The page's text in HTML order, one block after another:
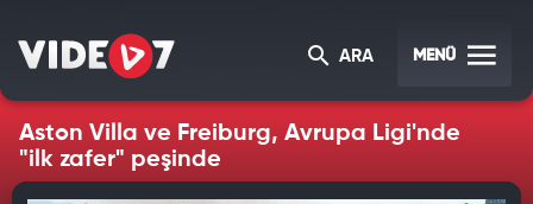
ARA MENÜ
Aston Villa ve Freiburg, Avrupa Ligi'nde
"ilk zafer" peşinde